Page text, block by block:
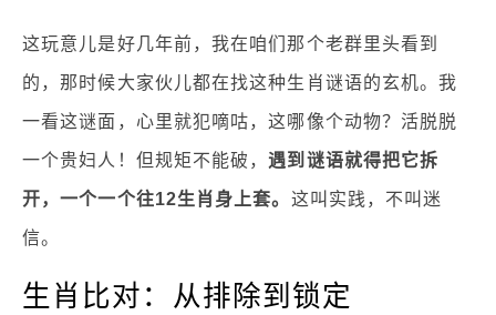
这玩意儿是好几年前，我在咱们那个老群里头看到
的，那时候大家伙儿都在找这种生肖谜语的玄机。我
一看这谜面，心里就犯嘀咕，这哪像个动物？活脱脱
一个贵妇人！但规矩不能破，遇到谜语就得把它拆
开，一个一个往12生肖身上套。 这叫实践，不叫迷
信。
生肖比对：从排除到锁定